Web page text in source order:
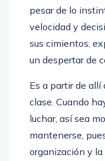
pesar de lo
velocidad y
sus cimientos,
un despertar de
Es a partir de allí
clase. Cuando
luchar, así sea
mantenerse,
organización y la